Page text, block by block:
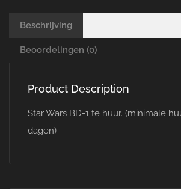
Beschrijving
Beoordelingen (0)
Product Description
Star Wars BD-1 te huur. (minimale
dagen)